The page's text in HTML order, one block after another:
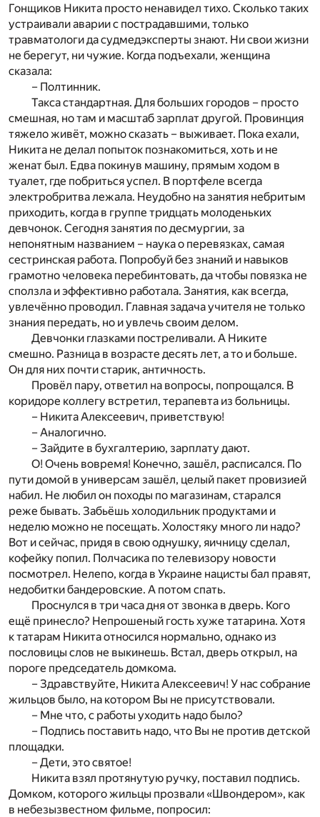
Гонщиков Никита просто ненавидел тихо. Сколько таких
устраивали аварии с пострадавшими, только
травматологи да судмедэксперты знают. Ни свои жизни
не берегут, ни чужие. Когда подъехали, женщина
сказала:
– Полтинник.
Такса стандартная. Для больших городов – просто
смешная, но там и масштаб зарплат другой. Провинция
тяжело живёт, можно сказать – выживает. Пока ехали,
Никита не делал попыток познакомиться, хоть и не
женат был. Едва покинув машину, прямым ходом в
туалет, где побриться успел. В портфеле всегда
электробритва лежала. Неудобно на занятия небритым
приходить, когда в группе тридцать молоденьких
девчонок. Сегодня занятия по десмургии, за
непонятным названием – наука о перевязках, самая
сестринская работа. Попробуй без знаний и навыков
грамотно человека перебинтовать, да чтобы повязка не
сползла и эффективно работала. Занятия, как всегда,
увлечённо проводил. Главная задача учителя не только
знания передать, но и увлечь своим делом.
Девчонки глазками постреливали. А Никите
смешно. Разница в возрасте десять лет, а то и больше.
Он для них почти старик, античность.
Провёл пару, ответил на вопросы, попрощался. В
коридоре коллегу встретил, терапевта из больницы.
– Никита Алексеевич, приветствую!
– Аналогично.
– Зайдите в бухгалтерию, зарплату дают.
О! Очень вовремя! Конечно, зашёл, расписался. По
пути домой в универсам зашёл, целый пакет провизией
набил. Не любил он походы по магазинам, старался
реже бывать. Забьёшь холодильник продуктами и
неделю можно не посещать. Холостяку много ли надо?
Вот и сейчас, придя в свою однушку, яичницу сделал,
кофейку попил. Полчасика по телевизору новости
посмотрел. Нелепо, когда в Украине нацисты бал правят,
недобитки бандеровские. А потом спать.
Проснулся в три часа дня от звонка в дверь. Кого
ещё принесло? Непрошеный гость хуже татарина. Хотя
к татарам Никита относился нормально, однако из
пословицы слов не выкинешь. Встал, дверь открыл, на
пороге председатель домкома.
– Здравствуйте, Никита Алексеевич! У нас собрание
жильцов было, на котором Вы не присутствовали.
– Мне что, с работы уходить надо было?
– Подпись поставить надо, что Вы не против детской
площадки.
– Дети, это святое!
Никита взял протянутую ручку, поставил подпись.
Домком, которого жильцы прозвали «Швондером», как
в небезызвестном фильме, попросил: